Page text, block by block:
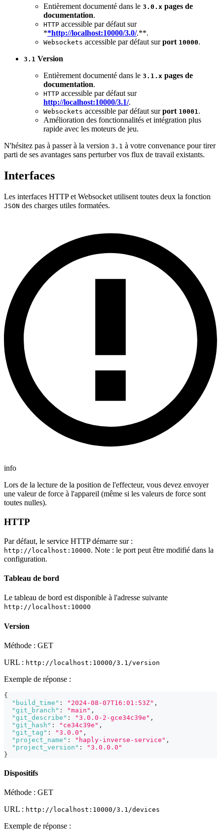
Entièrement documenté dans le 3.0.x pages de
documentation.
HTTP accessible par défaut sur
**http://localhost:10000/3.0/.**.
Websockets accessible par défaut surport 10000.
3.1 Version
Entièrement documenté dans le 3.1.x pages de
documentation.
HTTP accessible par défaut sur
http://localhost:10000/3.1/.
Websockets accessible par défaut surport 10001 .
Amélioration des fonctionnalités et intégration plus
rapide avec les moteurs de jeu.
N'hésitez pas à passer à la version 3.1 à votre convenance pour tirer
parti de ses avantages sans perturber vos flux de travail existants.
Interfaces
Les interfaces HTTP et Websocket utilisent toutes deux la fonction
JSON des charges utiles formatées.
info
Lors de la lecture de la position de l'effecteur, vous devez envoyer
une valeur de force à l'appareil (même si les valeurs de force sont
toutes nulles).
HTTP
Par défaut, le service HTTP démarre sur :
http://localhost:10000. Note : le port peut être modifié dans la
configuration.
Tableau de bord
Le tableau de bord est disponible à l'adresse suivante
http://localhost:10000
Version
Méthode : GET
URL : http://localhost:10000/3.1/version
Exemple de réponse :
{
"build_time" : "2024-08-07T16:01:53Z" ,
"git_branch" : "main" ,
"git_describe" : "3.0.0-2-gce34c39e" ,
"git_hash" : "ce34c39e" ,
"git_tag" : "3.0.0" ,
"project_name" : "haply-inverse-service" ,
"project_version" :
"3.0.0.0"
}
Dispositifs
Méthode : GET
URL : http://localhost:10000/3.1/devices
Exemple de réponse :